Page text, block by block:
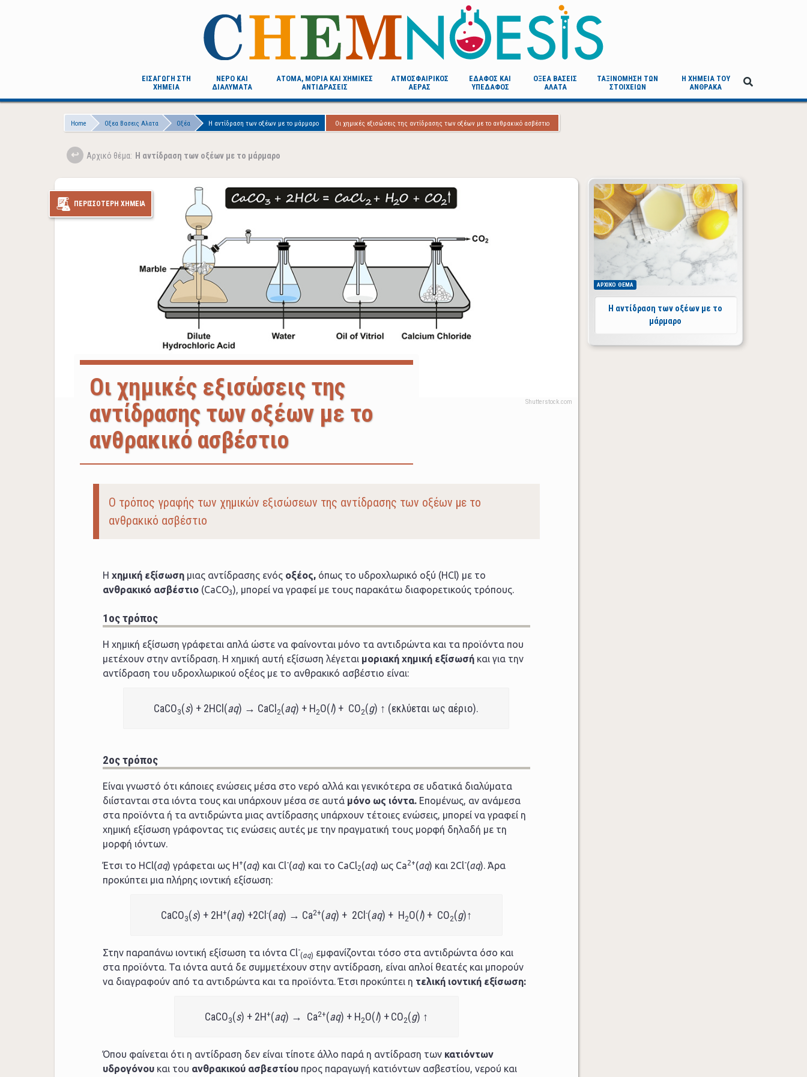
ΕΙΣΑΓΩΓΗ ΣΤΗ
ΧΗΜΕΙΑ
ΝΕΡΟ ΚΑΙ
ΔΙΑΛΥΜΑΤΑ
AΤΟΜΑ, ΜOΡΙΑ ΚΑΙ ΧΗΜΙΚΕΣ
ΑΝΤΙΔΡΑΣΕΙΣ
ΑΤΜΟΣΦΑΙΡΙΚΟΣ
ΑΕΡΑΣ
ΕΔΑΦΟΣ ΚΑΙ
ΥΠΕΔΑΦΟΣ
ΟΞΕΑ ΒΑΣΕΙΣ
ΑΛΑΤΑ
ΤΑΞΙΝΟΜΗΣΗ ΤΩΝ
ΣΤΟΙΧΕΙΩΝ
Η ΧΗΜΕΙΑ ΤΟΥ
ΑΝΘΡΑΚΑ
Breadcrumb
Home Οξεα Βασεις Αλατα Οξέα Η αντίδραση των οξέων με το μάρμαρο Οι χημικές εξισώσεις της αντίδρασης των οξέων με το ανθρακικό ασβέστιο
Aρχικό θέμα: Η αντίδραση των οξέων με το μάρμαρο
ΠΕΡΙΣΣΟΤΕΡΗ ΧΗΜΕΙΑ
Οι χημικές εξισώσεις της
αντίδρασης των οξέων με το
ανθρακικό ασβέστιο
Ο τρόπος γραφής των χημικών εξισώσεων της αντίδρασης των οξέων με το
ανθρακικό ασβέστιο
Η χημική εξίσωσημιας αντίδρασης ενός οξέος,όπως το υδροχλωρικό οξύ (HCl) με το
ανθρακικό ασβέστιο(CaCO3), μπορεί να γραφεί με τους παρακάτω διαφορετικούς τρόπους.
1ος τρόπος
Η χημική εξίσωση γράφεται απλά ώστε να φαίνονται μόνο τα αντιδρώντα και τα προϊόντα που
μετέχουν στην αντίδραση. Η χημική αυτή εξίσωση λέγεταιμοριακή χημική εξίσωσήκαι για την
αντίδραση του υδροχλωρικού οξέος με το ανθρακικό ασβέστιο είναι:
CaCO3(s) + 2HCl(aq) → CaCl 2(aq) + H2O(l) + CO2(g) ↑ (εκλύεται ως αέριο).
2ος τρόπος
Είναι γνωστό ότι κάποιες ενώσεις μέσα στο νερό αλλά και γενικότερα σε υδατικά διαλύματα
διίστανται στα ιόντα τους και υπάρχουν μέσα σε αυτά μόνο ως ιόντα.Επομένως, αν ανάμεσα
στα προϊόντα ή τα αντιδρώντα μιας αντίδρασης υπάρχουν τέτοιες ενώσεις, μπορεί να γραφεί η
χημική εξίσωση γράφοντας τις ενώσεις αυτές με την πραγματική τους μορφή δηλαδή με τη
μορφή ιόντων.
Έτσι το ΗCl(aq) γράφεται ως H +(aq) και Cl-(aq) και το CaCl2(aq) ως Ca2+(aq) και 2Cl-(aq). Άρα
προκύπτει μια πλήρης ιοντική εξίσωση:
CaCO3(s) + 2H+(aq) +2Cl -(aq) → Ca2+(aq) + 2Cl -(aq) + H2O(l) + CO2(g)↑
Στην παραπάνω ιοντική εξίσωση τα ιόντα Cl-
(aq) εμφανίζονται τόσο στα αντιδρώντα όσο και
στα προϊόντα. Τα ιόντα αυτά δε συμμετέχουν στην αντίδραση, είναι απλοί θεατές και μπορούν
να διαγραφούν από τα αντιδρώντα και τα προϊόντα. Έτσι προκύπτει η τελική ιοντική εξίσωση:
CaCO3(s) + 2H+(aq) → Ca2+(aq) + H2O(l) + CO2(g) ↑
Όπου φαίνεται ότι η αντίδραση δεν είναι τίποτε άλλο παρά η αντίδραση των κατιόντων
υδρογόνουκαι του ανθρακικού ασβεστίουπρος παραγωγή κατιόντων ασβεστίου, νερού και
ΑΡΧΙΚΟ ΘΕΜΑ
Η αντίδραση των οξέων με το
μάρμαρο